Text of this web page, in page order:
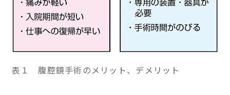
表１ 腹腔鏡手術のメリット、デメリット